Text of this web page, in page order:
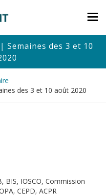
des 3 et 10
des 3 et 10 août 2020
BIS, IOSCO, Commission
CEPD, ACPR